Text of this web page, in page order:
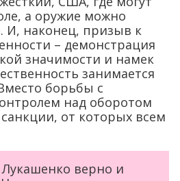
а оружие можно
И, наконец, призыв к
– демонстрация
значимости и намек
занимается
борьбы с
над оборотом
от которых всем
верно и